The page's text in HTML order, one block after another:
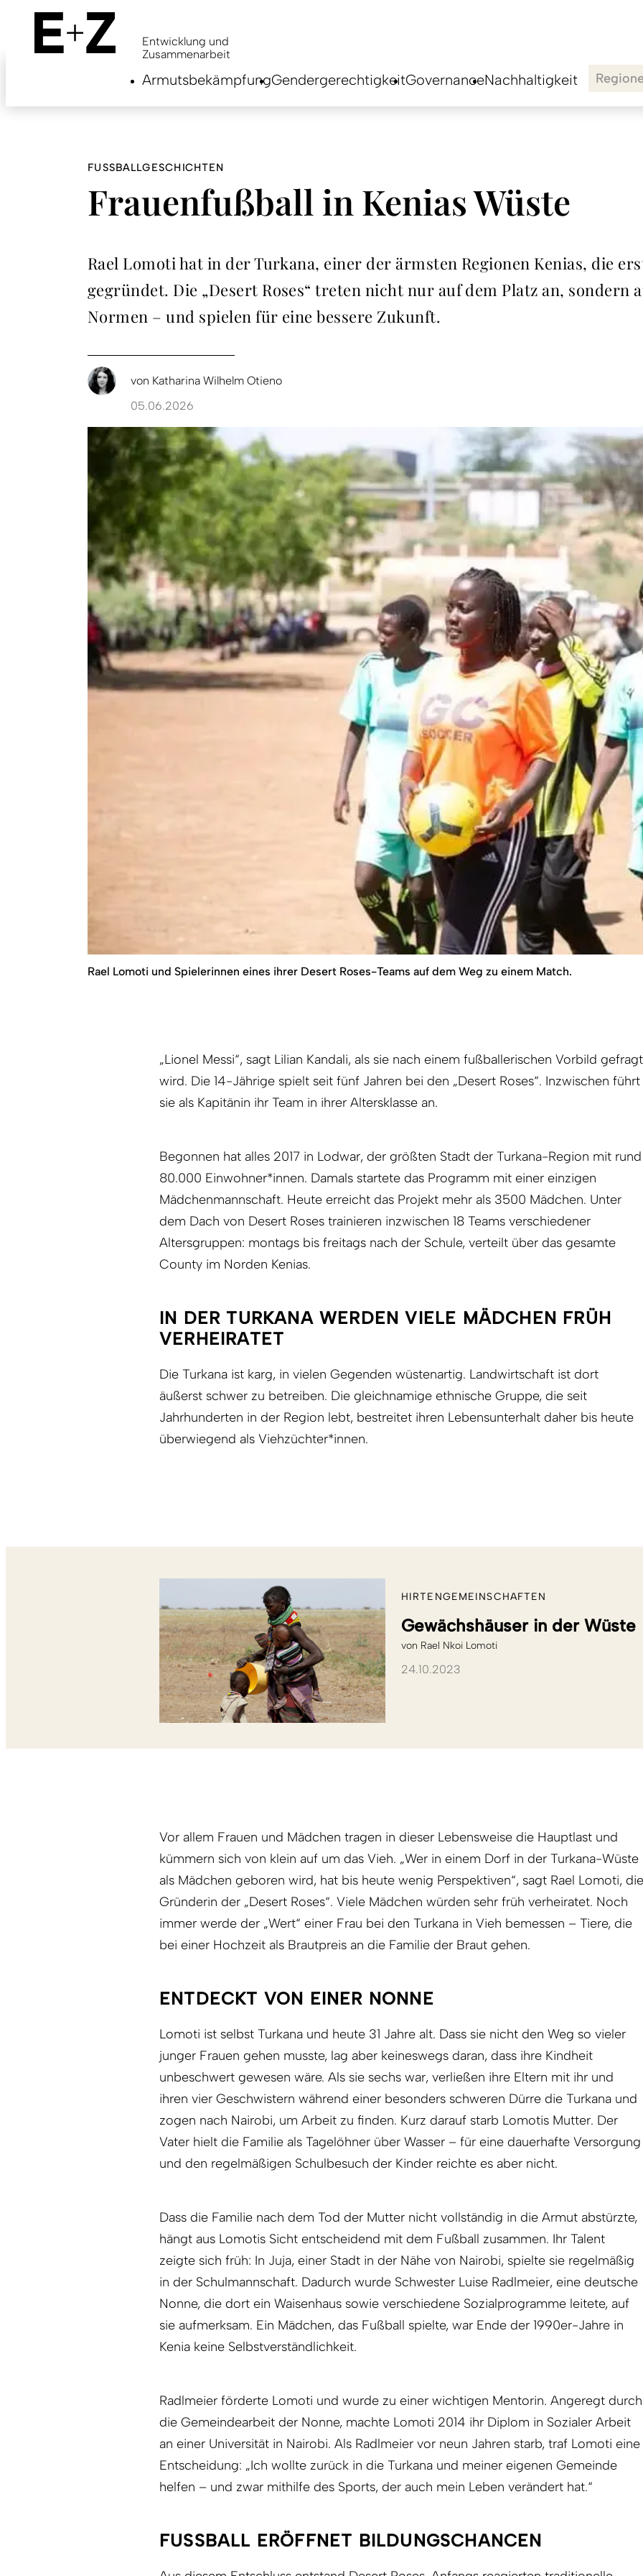
content
Entwicklung und
Zusammenarbeit
ArmutsbekämpfungGendergerechtigkeitGovernanceNachhaltigkeit
FUSSBALLGESCHICHTEN
Frauenfußball in Kenias Wüste
Rael Lomoti hat in der Turkana, einer der ärmsten Regionen Kenias, die
gegründet. Die „Desert Roses“ treten nicht nur auf dem Platz an, sondern
Normen – und spielen für eine bessere Zukunft.
von Katharina Wilhelm Otieno
05.06.2026
Rael Lomoti und Spielerinnen eines ihrer Desert Roses-Teams auf dem Weg zu einem Match.
„Lionel Messi“, sagt Lilian Kandali, als sie nach einem fußballerischen Vorbild gefragt
wird. Die 14-Jährige spielt seit fünf Jahren bei den „Desert Roses“. Inzwischen führt
sie als Kapitänin ihr Team in ihrer Altersklasse an.
Begonnen hat alles 2017 in Lodwar, der größten Stadt der Turkana-Region mit rund
80.000 Einwohner*innen. Damals startete das Programm mit einer einzigen
Mädchenmannschaft. Heute erreicht das Projekt mehr als 3500 Mädchen. Unter
dem Dach von Desert Roses trainieren inzwischen 18 Teams verschiedener
Altersgruppen: montags bis freitags nach der Schule, verteilt über das gesamte
County im Norden Kenias.
IN DER TURKANA WERDEN VIELE MÄDCHEN FRÜH
VERHEIRATET
Die Turkana ist karg, in vielen Gegenden wüstenartig. Landwirtschaft ist dort
äußerst schwer zu betreiben. Die gleichnamige ethnische Gruppe, die seit
Jahrhunderten in der Region lebt, bestreitet ihren Lebensunterhalt daher bis heute
überwiegend als Viehzüchter*innen.
HIRTENGEMEINSCHAFTEN
Gewächshäuser in der Wüste
von Rael Nkoi Lomoti
24.10.2023
Vor allem Frauen und Mädchen tragen in dieser Lebensweise die Hauptlast und
kümmern sich von klein auf um das Vieh. „Wer in einem Dorf in der Turkana-Wüste
als Mädchen geboren wird, hat bis heute wenig Perspektiven“, sagt Rael Lomoti, die
Gründerin der „Desert Roses“. Viele Mädchen würden sehr früh verheiratet. Noch
immer werde der „Wert“ einer Frau bei den Turkana in Vieh bemessen – Tiere, die
bei einer Hochzeit als Brautpreis an die Familie der Braut gehen.
ENTDECKT VON EINER NONNE
Lomoti ist selbst Turkana und heute 31 Jahre alt. Dass sie nicht den Weg so vieler
junger Frauen gehen musste, lag aber keineswegs daran, dass ihre Kindheit
unbeschwert gewesen wäre. Als sie sechs war, verließen ihre Eltern mit ihr und
ihren vier Geschwistern während einer besonders schweren Dürre die Turkana und
zogen nach Nairobi, um Arbeit zu finden. Kurz darauf starb Lomotis Mutter. Der
Vater hielt die Familie als Tagelöhner über Wasser – für eine dauerhafte Versorgung
und den regelmäßigen Schulbesuch der Kinder reichte es aber nicht.
Dass die Familie nach dem Tod der Mutter nicht vollständig in die Armut abstürzte,
hängt aus Lomotis Sicht entscheidend mit dem Fußball zusammen. Ihr Talent
zeigte sich früh: In Juja, einer Stadt in der Nähe von Nairobi, spielte sie regelmäßig
in der Schulmannschaft. Dadurch wurde Schwester Luise Radlmeier, eine deutsche
Nonne, die dort ein Waisenhaus sowie verschiedene Sozialprogramme leitete, auf
sie aufmerksam. Ein Mädchen, das Fußball spielte, war Ende der 1990er-Jahre in
Kenia keine Selbstverständlichkeit.
Radlmeier förderte Lomoti und wurde zu einer wichtigen Mentorin. Angeregt durch
die Gemeindearbeit der Nonne, machte Lomoti 2014 ihr Diplom in Sozialer Arbeit
an einer Universität in Nairobi. Als Radlmeier vor neun Jahren starb, traf Lomoti eine
Entscheidung: „Ich wollte zurück in die Turkana und meiner eigenen Gemeinde
helfen – und zwar mithilfe des Sports, der auch mein Leben verändert hat.“
FUSSBALL ERÖFFNET BILDUNGSCHANCEN